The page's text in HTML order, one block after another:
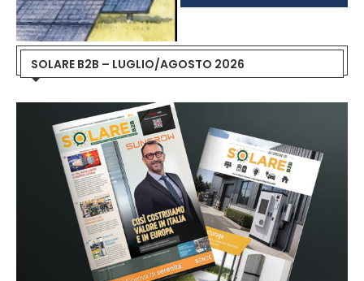
SOLARE B2B – LUGLIO/AGOSTO 2026